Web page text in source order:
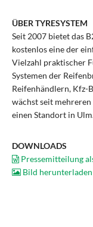
ÜBER TYRESYSTEM
Seit 2007 bietet das
kostenlos eine der
Vielzahl praktischer
Systemen der
Reifenhändlern, Kfz-
wächst seit mehreren
einen Standort in
DOWNLOADS
Pressemitteilung
Bild herunterladen